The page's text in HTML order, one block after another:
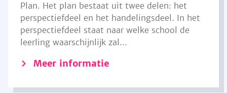
Plan. Het plan bestaat uit twee delen: het
perspectiefdeel en het handelingsdeel. In het
perspectiefdeel staat naar welke school de
leerling waarschijnlijk zal...
Meer informatie